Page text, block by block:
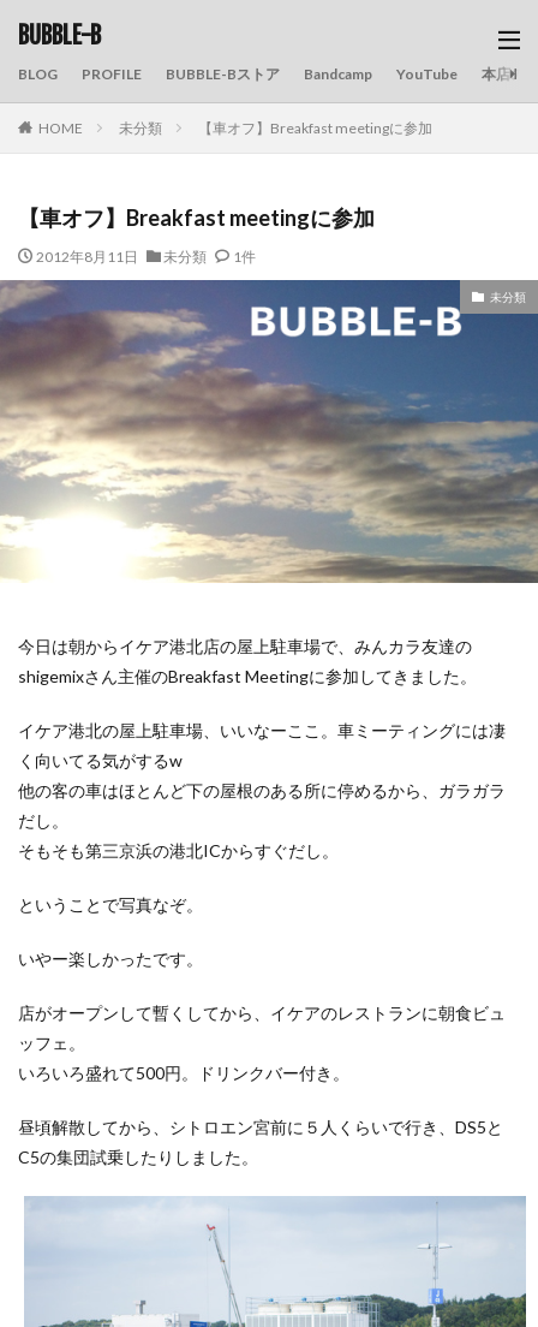
BUBBLE-B
BLOG PROFILE BUBBLE-Bストア Bandcamp YouTube 本店の旅
HOME 未分類 【車オフ】Breakfast meetingに参加
【車オフ】Breakfast meetingに参加
2012年8月11日 未分類 1件
未分類
今日は朝からイケア港北店の屋上駐車場で、みんカラ友達の
shigemixさん主催のBreakfast Meetingに参加してきました。
イケア港北の屋上駐車場、いいなーここ。車ミーティングには凄
く向いてる気がするw
他の客の車はほとんど下の屋根のある所に停めるから、ガラガラ
だし。
そもそも第三京浜の港北ICからすぐだし。
ということで写真なぞ。
いやー楽しかったです。
店がオープンして暫くしてから、イケアのレストランに朝食ビュ
ッフェ。
いろいろ盛れて500円。ドリンクバー付き。
昼頃解散してから、シトロエン宮前に５人くらいで行き、DS5と
C5の集団試乗したりしました。